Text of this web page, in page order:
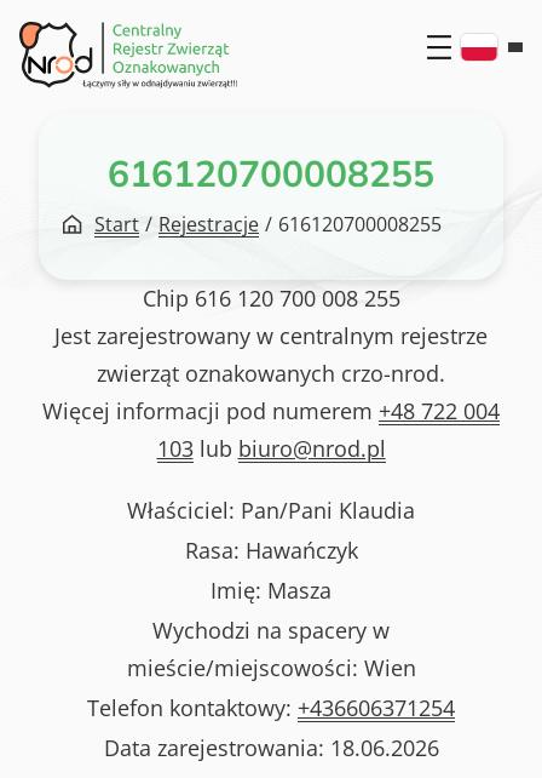
Przejdź
do
treści
616120700008255
Start / Rejestracje / 616120700008255
Chip 616 120 700 008 255
Jest zarejestrowany w centralnym rejestrze
zwierząt oznakowanych crzo-nrod.
Więcej informacji pod numerem +48 722 004
103lub biuro@nrod.pl
Właściciel: Pan/Pani Klaudia
Rasa: Hawańczyk
Imię: Masza
Wychodzi na spacery w
mieście/miejscowości: Wien
Telefon kontaktowy: +436606371254
Data zarejestrowania: 18.06.2026